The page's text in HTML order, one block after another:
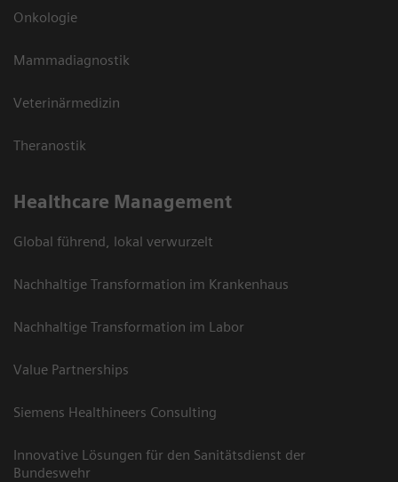
Onkologie
Mammadiagnostik
Veterinärmedizin
Theranostik
Healthcare Management
Global führend, lokal verwurzelt
Nachhaltige Transformation im Krankenhaus
Nachhaltige Transformation im Labor
Value Partnerships
Siemens Healthineers Consulting
Innovative Lösungen für den Sanitätsdienst der
Bundeswehr